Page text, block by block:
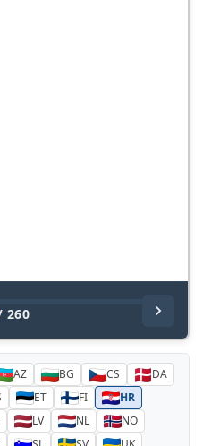
260
AZ BG CS
DA
ET FI
HR
LV NL
NO